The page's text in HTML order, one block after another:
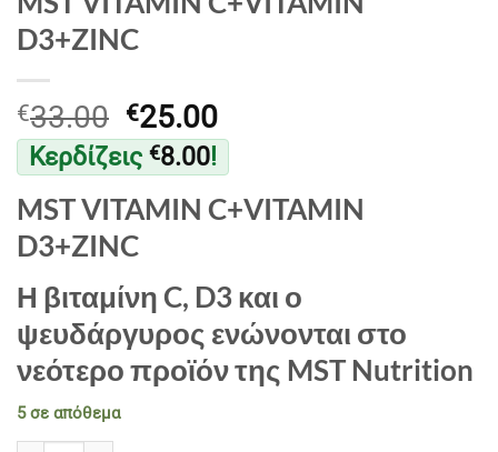
D3+ZINC
€33.00 Original
price
was:
€33.00.
€25.00Η
τρέχουσα
τιμή
είναι:
Κερδίζεις €8.00!
MST VITAMIN C+VITAMIN
D3+ZINC
Η βιταμίνη C, D3 και ο
ψευδάργυρος ενώνονται στο
νεότερο προϊόν της MST Nutrition
5 σε απόθεμα